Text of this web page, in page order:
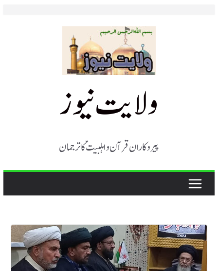
ولایت نیوز
پیروکاران قرآن و اہلبیت ؑ کا ترجمان